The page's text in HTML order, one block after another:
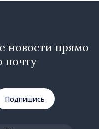
новости прямо
почту
Подпишись